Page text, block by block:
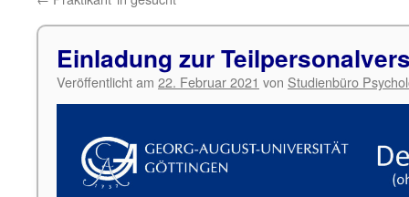
Einladung zur
Veröffentlicht am 22. Februar 2021 von Studienbüro